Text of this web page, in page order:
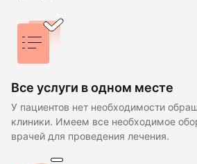
Все услуги в одном месте
У пациентов нет необходимости
клиники. Имеем все необходимое
врачей для проведения лечения.